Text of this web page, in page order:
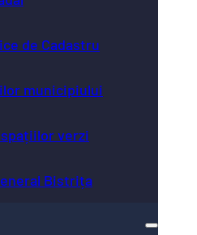
de Cadastru
municipiului
verzi
Bistrița